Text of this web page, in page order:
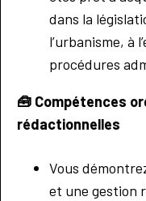
dans la
l’urbanisme, à
procédures
🧰 Compétences
rédactionnelles
Vous
et une gestion